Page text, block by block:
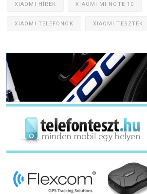
XIAOMI HÍREK XIAOMI MI NOTE 10
XIAOMI TELEFONOK XIAOMI TESZTEK